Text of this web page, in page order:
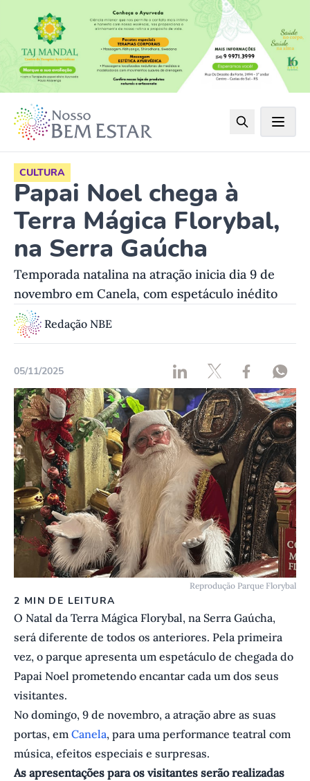
CULTURA
Papai Noel chega à
Terra Mágica Florybal,
na Serra Gaúcha
Temporada natalina na atração inicia dia 9 de
novembro em Canela, com espetáculo inédito
Redação NBE
05/11/2025
Reprodução Parque Florybal
2 MIN DE LEITURA
O Natal da Terra Mágica Florybal, na Serra Gaúcha,
será diferente de todos os anteriores. Pela primeira
vez, o parque apresenta um espetáculo de chegada do
Papai Noel prometendo encantar cada um dos seus
visitantes.
No domingo, 9 de novembro, a atração abre as suas
portas, em Canela, para uma performance teatral com
música, efeitos especiais e surpresas.
As apresentações para os visitantes serão realizadas